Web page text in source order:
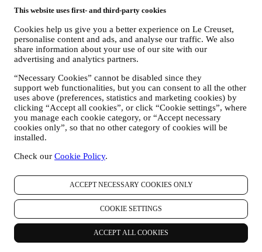
This website uses first- and third-party cookies
Cookies help us give you a better experience on Le Creuset,
personalise content and ads, and analyse our traffic. We also
share information about your use of our site with our
advertising and analytics partners.
“Necessary Cookies” cannot be disabled since they
support web functionalities, but you can consent to all the other
uses above (preferences, statistics and marketing cookies) by
clicking “Accept all cookies”, or click “Cookie settings”, where
you manage each cookie category, or “Accept necessary
cookies only”, so that no other category of cookies will be
installed.
Check our Cookie Policy.
ACCEPT NECESSARY COOKIES ONLY
COOKIE SETTINGS
ACCEPT ALL COOKIES
dans votre panier sans finaliser votre achat en ligne. Si vous
ne finalisez pas l'achat dans un certain délai, aucune autre
communication de suivi ne sera envoyée.
POUR VOUS INFORMER À PROPOS DES
NOUVELLES ET OFFRES CONCERNANT LES
Si vous nous avez donné votre autorisation dans ce sens (par
exemple en souscrivant à notre lettre d’information au
moment de créer un compte sur le Site web), nous vous ferons
parvenir des communications de marketing personnalisées et
des nouvelles concernant les initiatives lancées par Le Creuset
et promues par les filiales de son groupe, ou par ses affiliés et
partenaires locaux, ceci en fonction de vos préférences. Nous
vous contacterons par e-mail, par SMS ou par les réseaux
sociaux, mais aussi en utilisant des moyens automatisés. De
aux ouvertures de nouveaux magasins, aux événements
exclusifs, concours, enquêtes et démonstrations organisés par
Le Creuset ou à des offres spéciales qui pourraient vous
intéresser. Ces communications pourront être sélectionnées ou
rédigées spécialement à votre intention, sur base de données
vous concernant, telles que votre situation géographique,